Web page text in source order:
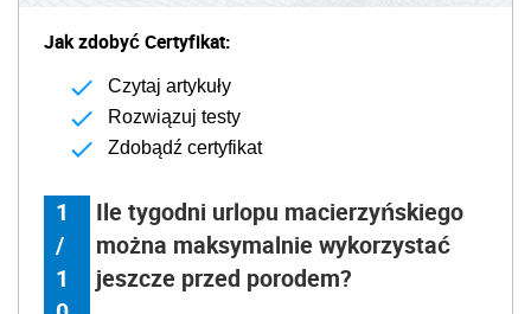
Jak zdobyć Certyfikat:
Czytaj artykuły
Rozwiązuj testy
Zdobądź certyfikat
1
/
1
Ile tygodni urlopu macierzyńskiego
można maksymalnie wykorzystać
jeszcze przed porodem?